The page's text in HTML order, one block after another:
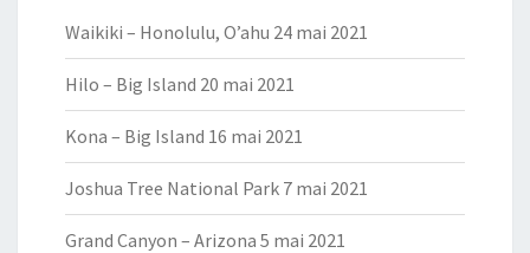
Waikiki – Honolulu, O’ahu 24 mai 2021
Hilo – Big Island 20 mai 2021
Kona – Big Island 16 mai 2021
Joshua Tree National Park 7 mai 2021
Grand Canyon – Arizona 5 mai 2021